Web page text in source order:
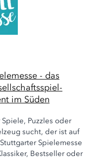
- das
im Süden
Spiele, Puzzles oder
sucht, der ist auf
Spielemesse
Bestseller oder